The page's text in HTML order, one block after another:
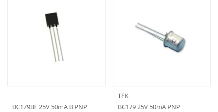
BC179BF 25V 50mA B PNP
TFK
BC179 25V 50mA PNP